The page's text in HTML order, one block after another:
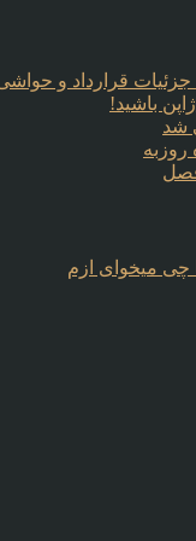
قرارداد و حواشی
باشید!
شد
روزبه
چی میخوای ازم